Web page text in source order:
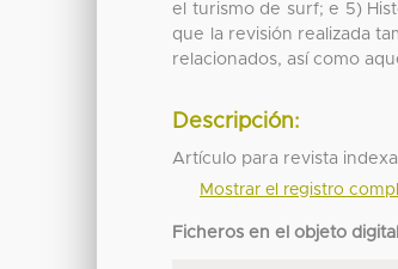
el turismo de surf; e 5)
que la revisión realizada
relacionados, así como
Descripción:
Artículo para revista
Mostrar el registro
Ficheros en el objeto digital